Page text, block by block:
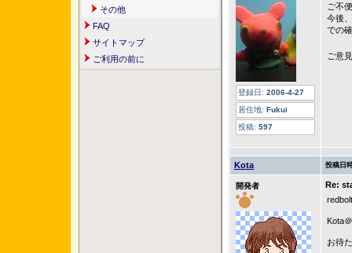
その他
FAQ
サイトマップ
ご利用の前に
登録日: 2006-4-27
居住地: Fukui
投稿: 597
ご不
今後
での
ご意
Kota 投稿日
開発者
Re:
Kota
お待